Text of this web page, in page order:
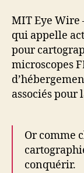
MIT Eye Wire
qui appelle
pour
microscopes
associés pour
Or comme
conquérir.